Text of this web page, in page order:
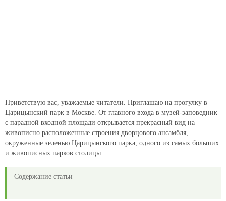
Приветствую вас, уважаемые читатели. Приглашаю на прогулку в
Царицынский парк в Москве. От главного входа в музей-заповедник
с парадной входной площади открывается прекрасный вид на
живописно расположенные строения дворцового ансамбля,
окруженные зеленью Царицынского парка, одного из самых больших
и живописных парков столицы.
Содержание статьи